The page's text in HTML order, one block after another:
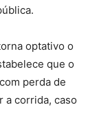
optativo o
que o
perda de
a corrida, caso